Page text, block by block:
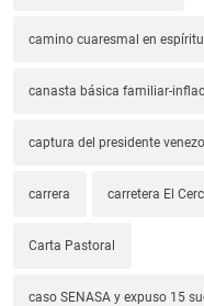
camino cuaresmal en
canasta básica familiar-
captura del presidente
carrera carretera El
Carta Pastoral
caso SENASA y expuso 15